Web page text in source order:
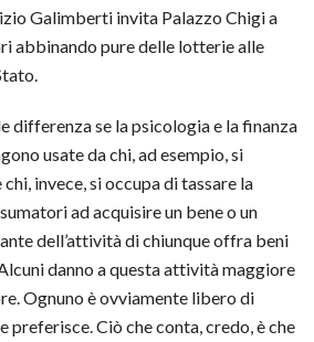
Galimberti invita Palazzo Chigi a
abbinando pure delle lotterie alle
differenza se la psicologia e la finanza
usate da chi, ad esempio, si
invece, si occupa di tassare la
ad acquisire un bene o un
dell’attività di chiunque offra beni
danno a questa attività maggiore
Ognuno è ovviamente libero di
preferisce. Ciò che conta, credo, è che